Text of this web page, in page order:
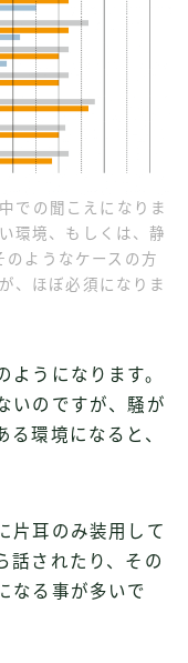
での聞こえになりま
環境、もしくは、静
のようなケースの方
、ほぼ必須になりま
うになります。
いのですが、騒が
る環境になると、
片耳のみ装用して
話されたり、その
なる事が多いで